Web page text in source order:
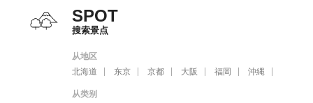
SPOT
搜索景点
从地区
北海道
东京 京都 大阪 福岡 沖縄
从类别